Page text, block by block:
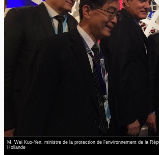
M. Wei Kuo-Yen, ministre de la protection de l'environnement de la
Hollande